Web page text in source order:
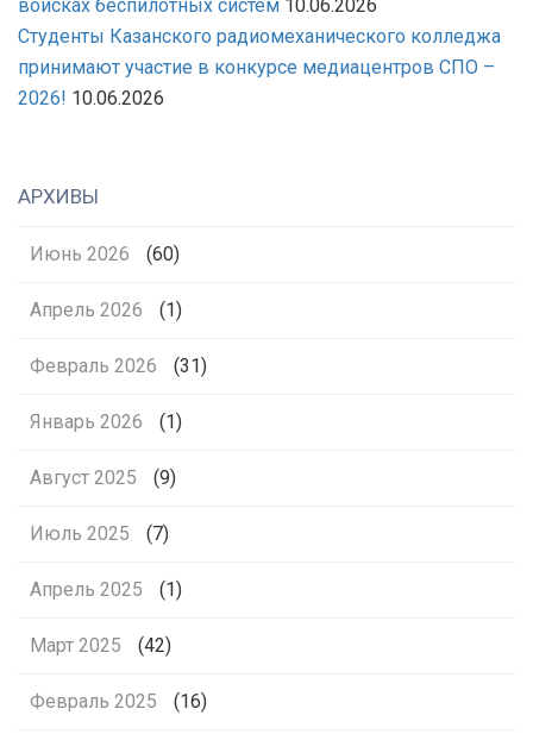
войсках беспилотных систем 10.06.2026
Студенты Казанского радиомеханического колледжа
принимают участие в конкурсе медиацентров СПО –
2026! 10.06.2026
АРХИВЫ
Июнь 2026 (60)
Апрель 2026 (1)
Февраль 2026 (31)
Январь 2026 (1)
Август 2025 (9)
Июль 2025 (7)
Апрель 2025 (1)
Март 2025 (42)
Февраль 2025 (16)